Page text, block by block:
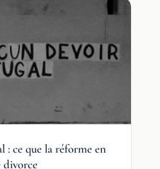
ce que la réforme en
divorce